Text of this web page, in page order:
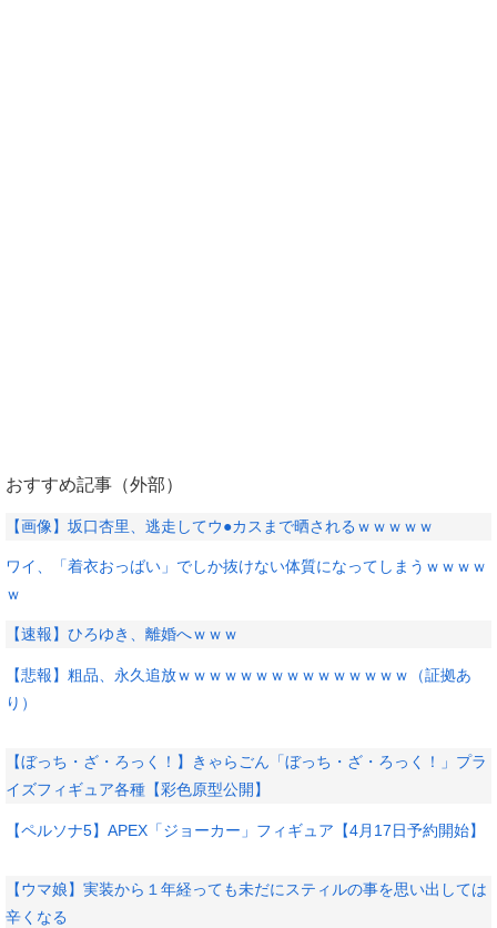
おすすめ記事（外部）
【画像】坂口杏里、逃走してウ●カスまで晒されるｗｗｗｗｗ
ワイ、「着衣おっばい」でしか抜けない体質になってしまうｗｗｗｗ
ｗ
【速報】ひろゆき、離婚へｗｗｗ
【悲報】粗品、永久追放ｗｗｗｗｗｗｗｗｗｗｗｗｗｗｗ（証拠あ
り）
【ぼっち・ざ・ろっく！】きゃらごん「ぼっち・ざ・ろっく！」プラ
イズフィギュア各種【彩色原型公開】
【ペルソナ5】APEX「ジョーカー」フィギュア【4月17日予約開始】
【ウマ娘】実装から１年経っても未だにスティルの事を思い出しては
辛くなる